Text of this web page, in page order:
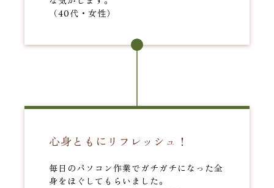
（40代・女性）
心身ともにリフレッシュ！
毎日のパソコン作業でガチガチになった全
身をほぐしてもらいました。